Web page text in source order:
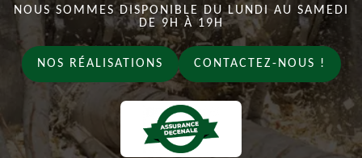
NOUS SOMMES DISPONIBLE DU LUNDI AU SAMEDI
DE 9H À 19H
NOS RÉALISATIONS CONTACTEZ-NOUS !